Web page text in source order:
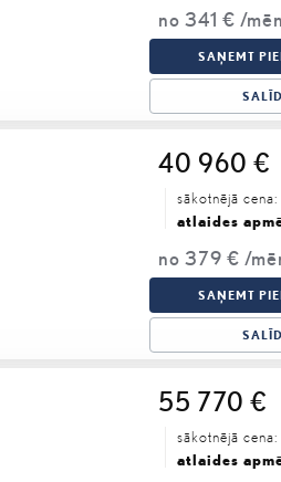
no 341 € /
SAŅEMT
40 960 €
sākotnējā cena:
atlaides
no 379 € /
SAŅEMT
55 770 €
sākotnējā cena:
atlaides